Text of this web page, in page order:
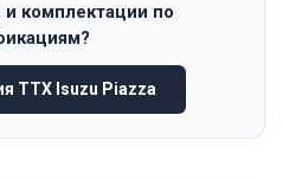
и комплектации по
ТТХ Isuzu Piazza